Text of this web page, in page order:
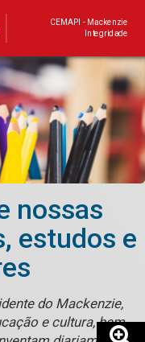
CEMAPI - Mackenzie
Integridade
nossas
estudos e
do Mackenzie,
e cultura, bem